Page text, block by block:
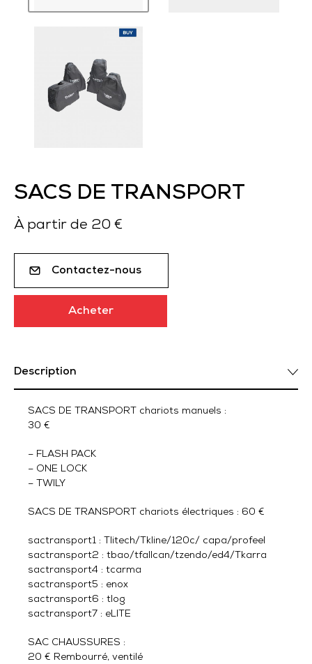
SACS DE TRANSPORT
À partir de 20 €
Contactez-nous
Acheter
Description
SACS DE TRANSPORT chariots manuels :
30 €
– FLASH PACK
– ONE LOCK
– TWILY
SACS DE TRANSPORT chariots électriques : 60 €
sactransport1 : Tlitech/Tkline/120c/ capa/profeel
sactransport2 : tbao/tfallcan/tzendo/ed4/Tkarra
sactransport4 : tcarma
sactransport5 : enox
sactransport6 : tlog
sactransport7 : eLITE
SAC CHAUSSURES :
20 € Rembourré, ventilé